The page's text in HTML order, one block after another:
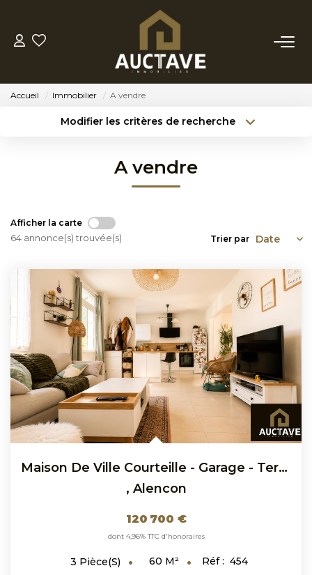
ACHETER
NOTRE PHILOSOPHIE
CONTACT
Accueil Immobilier A vendre
Modifier les critères de recherche
Plus de critères Créer une alerte
A vendre
Afficher la carte
64 annonce(s) trouvée(s) Trier par
Maison De Ville Courteille - Garage - Terrain Arboré 411 M²
, Alencon
120 700 €
dont 4,96% TTC d'honoraires
3 Pièce(s) 60 M² Réf : 454